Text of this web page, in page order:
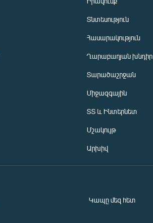
Տնտեսություն
Հասարակություն
Ղարաբաղյան խնդիր
Տարածաշրջան
Միջազգային
ՏՏ և Ինտերնետ
Մշակույթ
Արխիվ
Կապը մեզ հետ